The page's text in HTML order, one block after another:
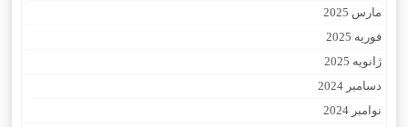
مارس 2025
فوریه 2025
ژانویه 2025
دسامبر 2024
نوامبر 2024